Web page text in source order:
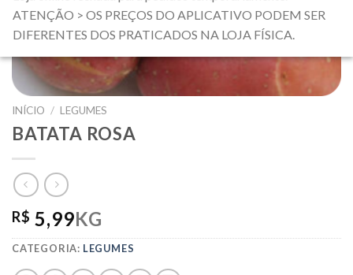
INÍCIO / LEGUMES
BATATA ROSA
R$ 5,99KG
CATEGORIA: LEGUMES
ATENÇÃO > OS PREÇOS DO APLICATIVO PODEM SER
DIFERENTES DOS PRATICADOS NA LOJA FÍSICA.